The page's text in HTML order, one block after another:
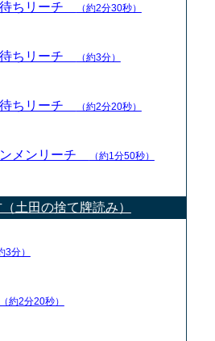
待ちリーチ （約2分30秒）
待ちリーチ （約3分）
待ちリーチ （約2分20秒）
ンメンリーチ （約1分50秒）
土田の捨て牌読み）
3分）
（約2分20秒）